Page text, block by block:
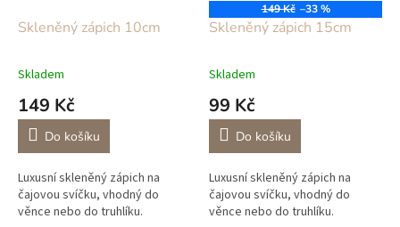
Skleněný zápich 10cm
Skladem
149 Kč
Do košíku
Luxusní skleněný zápich na
čajovou svíčku, vhodný do
věnce nebo do truhlíku.
149 Kč –33 %
Skleněný zápich 15cm
Skladem
99 Kč
Do košíku
Luxusní skleněný zápich na
čajovou svíčku, vhodný do
věnce nebo do truhlíku.